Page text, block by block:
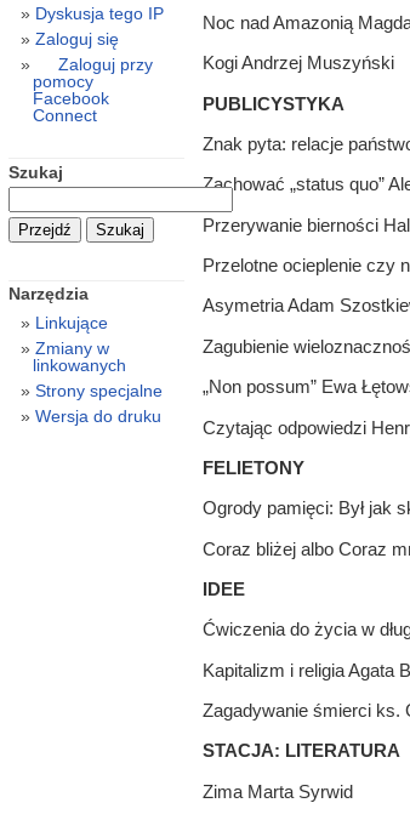
Noc nad Amazonią
Kogi Andrzej Muszyński
PUBLICYSTYKA
Znak pyta: relacje
Zachować „status quo”
Przerywanie bierności
Przelotne ocieplenie czy
Asymetria Adam
Zagubienie
„Non possum” Ewa
Czytając odpowiedzi
FELIETONY
Ogrody pamięci: Był jak
Coraz bliżej albo Coraz
IDEE
Ćwiczenia do życia w
Kapitalizm i religia Agata
Zagadywanie śmierci ks.
STACJA: LITERATURA
Zima Marta Syrwid
Dyskusja tego IP
Zaloguj się
Zaloguj przy
pomocy
Facebook
Connect
Szukaj
Narzędzia
Linkujące
Zmiany w
linkowanych
Strony specjalne
Wersja do druku